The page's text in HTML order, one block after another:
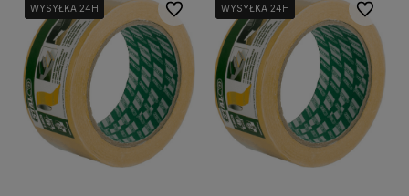
WYSYŁKA 24H
WYSYŁKA 24H
WYSYŁKA 24H Do ulubionychWYSYŁKA 24H
WYSYŁKA 24H
WYSYŁKA 24H Do